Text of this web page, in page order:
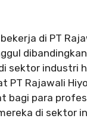
di PT
sektor industri
PT Rajawali
bagi para
di sektor